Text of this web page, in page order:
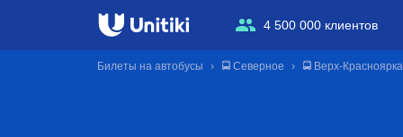
4 500 000 клиентов
Билеты на автобусы 🚍 Северное 🚍 Верх-Красноярка